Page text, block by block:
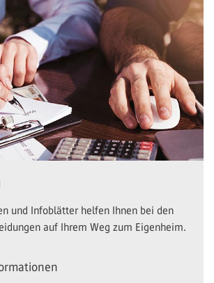
und Infoblätter helfen Ihnen bei den
auf Ihrem Weg zum Eigenheim.